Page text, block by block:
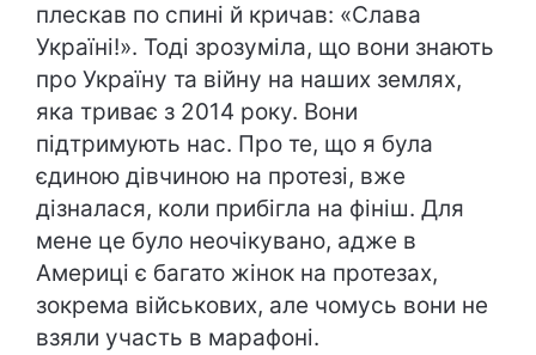
плескав по спині й кричав: «Слава
Україні!». Тоді зрозуміла, що вони знають
про Україну та війну на наших землях,
яка триває з 2014 року. Вони
підтримують нас. Про те, що я була
єдиною дівчиною на протезі, вже
дізналася, коли прибігла на фініш. Для
мене це було неочікувано, адже в
Америці є багато жінок на протезах,
зокрема військових, але чомусь вони не
взяли участь в марафоні.